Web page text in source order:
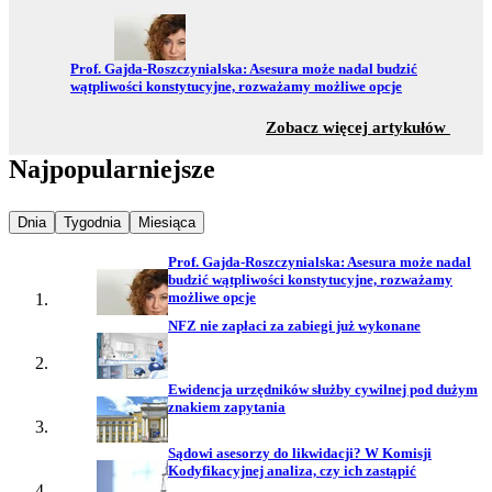
Przejdź do:
Prof. Gajda-Roszczynialska: Asesura może nadal budzić
wątpliwości konstytucyjne, rozważamy możliwe opcje
Zobacz więcej artykułów
Najpopularniejsze
Najpopularniejsze wiadomości z
Dnia Najpopularniejsze wiadomości z
Tygodnia Najpopularniejsze wiadomości z
Miesiąca
Prof. Gajda-Roszczynialska: Asesura może nadal
budzić wątpliwości konstytucyjne, rozważamy
możliwe opcje
NFZ nie zapłaci za zabiegi już wykonane
Ewidencja urzędników służby cywilnej pod dużym
znakiem zapytania
Sądowi asesorzy do likwidacji? W Komisji
Kodyfikacyjnej analiza, czy ich zastąpić